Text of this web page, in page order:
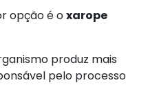
opção é oxarope
produz mais
pelo processo